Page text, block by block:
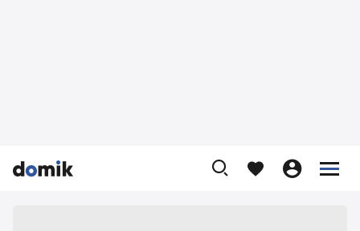


    

